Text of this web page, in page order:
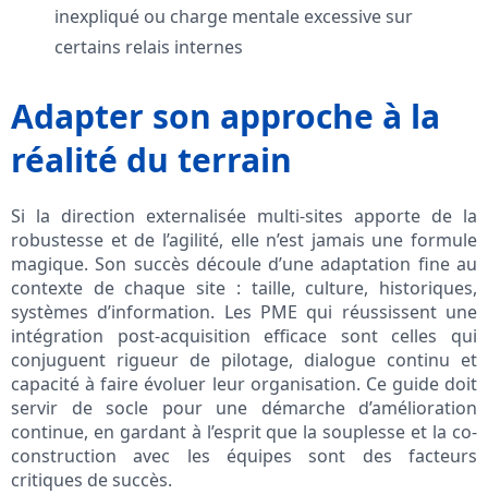
inexpliqué ou charge mentale excessive sur
certains relais internes
Adapter son approche à la
réalité du terrain
Si la direction externalisée multi-sites apporte de la
robustesse et de l’agilité, elle n’est jamais une formule
magique. Son succès découle d’une adaptation fine au
contexte de chaque site : taille, culture, historiques,
systèmes d’information. Les PME qui réussissent une
intégration post-acquisition efficace sont celles qui
conjuguent rigueur de pilotage, dialogue continu et
capacité à faire évoluer leur organisation. Ce guide doit
servir de socle pour une démarche d’amélioration
continue, en gardant à l’esprit que la souplesse et la co-
construction avec les équipes sont des facteurs
critiques de succès.